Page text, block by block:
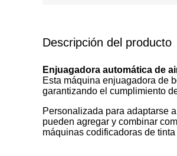
Descripción del producto
Enjuagadora automática de
Esta máquina enjuagadora de
garantizando el cumplimiento
Personalizada para adaptarse
pueden agregar y combinar
máquinas codificadoras de